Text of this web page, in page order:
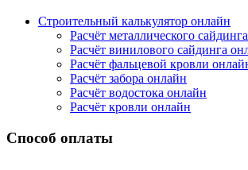
Строительный калькулятор онлайн
Расчёт металлического
Расчёт винилового сайдинга
Расчёт фальцевой кровли
Расчёт забора онлайн
Расчёт водостока онлайн
Расчёт кровли онлайн
Способ оплаты